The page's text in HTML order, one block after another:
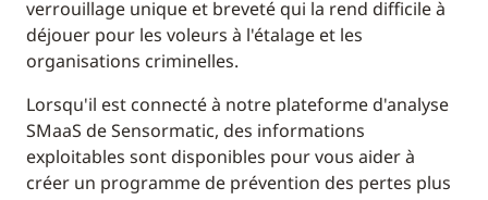
verrouillage unique et breveté qui la rend difficile à
déjouer pour les voleurs à l'étalage et les
organisations criminelles.
Lorsqu'il est connecté à notre plateforme d'analyse
SMaaS de Sensormatic, des informations
exploitables sont disponibles pour vous aider à
créer un programme de prévention des pertes plus